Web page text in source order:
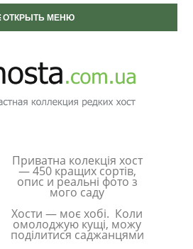
ОТКРЫТЬ МЕНЮ
Приватна колекція хост
— 450 кращих сортів,
опис и реальні фото з
мого саду
Хости — моє хобі. Коли
омолоджую кущі, можу
поділитися саджанцями